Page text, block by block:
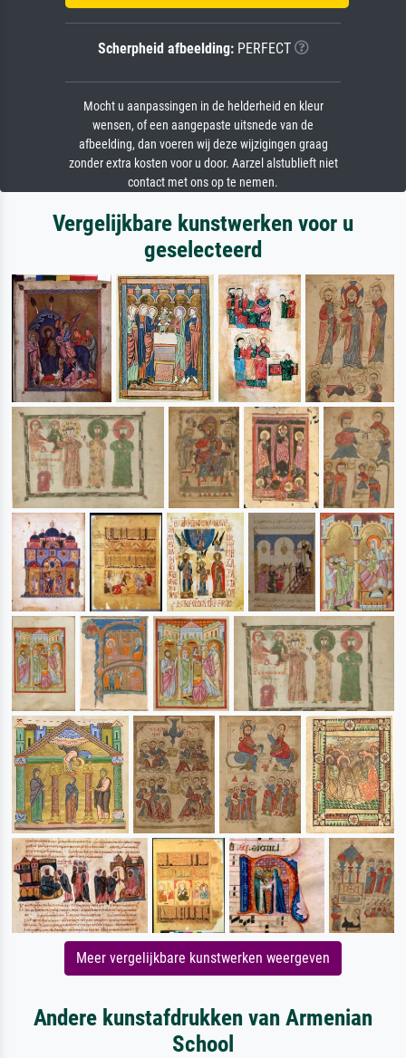
Scherpheid afbeelding:PERFECT
Mocht u aanpassingen in de helderheid en kleur
wensen, of een aangepaste uitsnede van de
afbeelding, dan voeren wij deze wijzigingen graag
zonder extra kosten voor u door. Aarzel alstublieft niet
contact met ons op te nemen.
Vergelijkbare kunstwerken voor u
geselecteerd
Meer vergelijkbare kunstwerken weergeven
Andere kunstafdrukken van Armenian
School